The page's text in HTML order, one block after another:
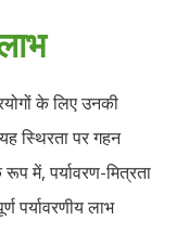
के लिए उनकी
स्थिरता पर गहन
में, पर्यावरण-मित्रता
पर्यावरणीय लाभ